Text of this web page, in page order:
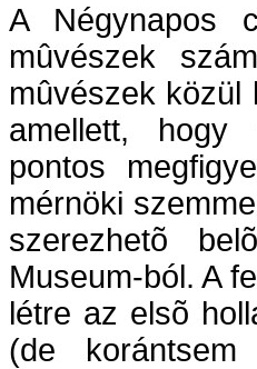
A Négynapos
mûvészek
mûvészek közül
amellett, hogy
pontos
mérnöki
szerezhetõ
Museum-ból. A
létre az elsõ
(de korántsem